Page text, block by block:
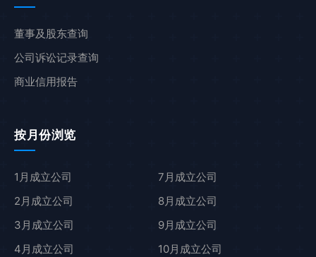
董事及股东查询
公司诉讼记录查询
商业信用报告
按月份浏览
1月成立公司
2月成立公司
3月成立公司
4月成立公司
7月成立公司
8月成立公司
9月成立公司
10月成立公司